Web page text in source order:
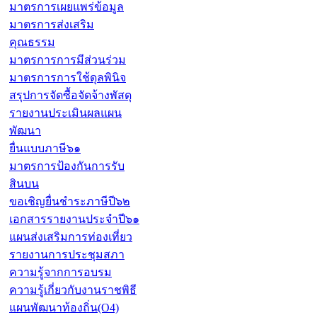
มาตรการเผยแพร่ข้อมูล
มาตรการส่งเสริม
คุณธรรม
มาตรการการมีส่วนร่วม
มาตรการการใช้ดุลพินิจ
สรุปการจัดซื้อจัดจ้างพัสดุ
รายงานประเมินผลแผน
พัฒนา
ยื่นแบบภาษี๖๑
มาตรการป้องกันการรับ
สินบน
ขอเชิญยื่นชำระภาษีปี๖๒
เอกสารรายงานประจำปี๖๑
แผนส่งเสริมการท่องเที่ยว
รายงานการประชุมสภา
ความรู้จากการอบรม
ความรู้เกี่ยวกับงานราชพิธี
แผนพัฒนาท้องถิ่น(O4)